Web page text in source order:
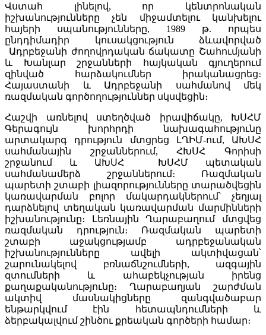
Վստահ լինելով, որ կենտրոնական
իշխանությունները չեն միջամտելու կանխելու
հայերի սպանությունները, 1989 թ. որպես
ընդդիմադիր կուսակցություն ձևավորված
Ադրբեջանի ժողովրդական ճակատը Շահումյանի
և Խանլար շրջանների հայկական գյուղերում
զինված հարձակումներ իրականացրեց։
Հայաստանի և Ադրբեջանի սահմանով մեկ
ռազմական գործողություններ սկսվեցին։
Հաշվի առնելով ստեղծված իրավիճակը, ԽՍՀՄ
Գերագույն խորհրդի նախագահությունը
արտակարգ դրություն մտցրեց ԼՂԻՄ-ում, ԱԽՍՀ
սահմանային շրջաններում, ՀԽՍՀ Գորիսի
շրջանում և ԱԽՍՀ ԽՍՀՄ պետական
սահմանամերձ շրջաններում։ Ռազմական
պարետի շտաբի լիազորությունները տարածվեցին
կառավարման բոլոր մակարդակներում՝ չեղյալ
դարձնելով տեղական կառավարման մարմինների
իշխանությունը։ Լեռնային Ղարաբաղում մտցվեց
ռազմական դրություն։ Ռազմական պարետի
շտաբի աջակցությամբ ադրբեջանական
իշխանությունները ավելի ակտիվացան՝
շարունակելով բռնաճնշումների, ազգային
զտումների և ահաբեկչության իրենց
քաղաքականությունը։ Ղարաբաղյան շարժման
ակտիվ մասնակիցները զանգվածաբար
ենթարկվում էին հետապնդումների և
ձերբակալվում շինծու քրեական գործերի համար։